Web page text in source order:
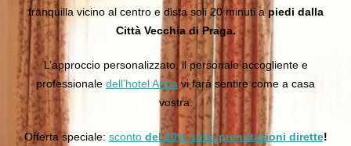
tranquilla vicino al centro e dista soli 20 minuti apiedi dalla
Città Vecchia di Praga.
L’approccio personalizzato, il personale accogliente e
professionale dell’hotel Annavi farà sentire come a casa
vostra.
Offerta speciale: sconto del 20% sulle prenotazioni dirette!